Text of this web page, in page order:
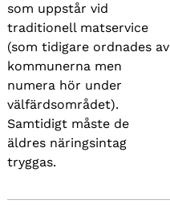
som uppstår vid
traditionell matservice
(som tidigare ordnades av
kommunerna men
numera hör under
välfärdsområdet).
Samtidigt måste de
äldres näringsintag
tryggas.